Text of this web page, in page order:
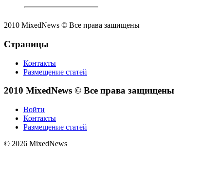
2010 MixedNews © Все права защищены
Страницы
Контакты
Размещение статей
2010 MixedNews © Все права защищены
Войти
Контакты
Размещение статей
© 2026 MixedNews